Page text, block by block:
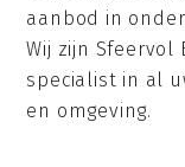
aanbod in
Wij zijn Sfeervol
specialist in al
en omgeving.